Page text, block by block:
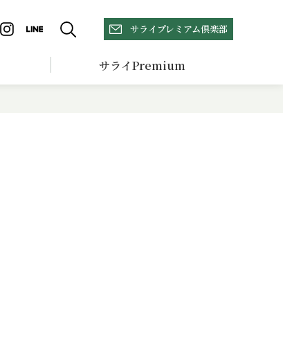
サライプレミアム倶楽部
サライPremium